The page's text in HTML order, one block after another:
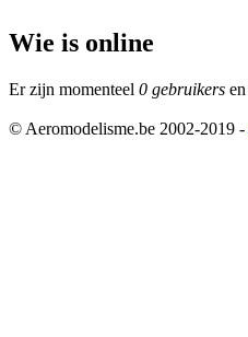
Wie is online
Er zijn momenteel 0 gebruikers en
© Aeromodelisme.be 2002-2019 -